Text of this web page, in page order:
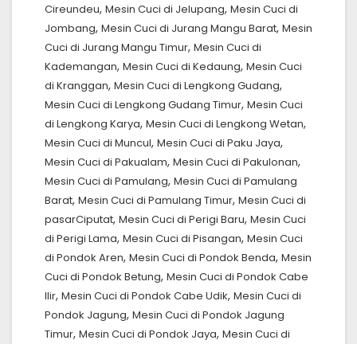
Cireundeu, Mesin Cuci di Jelupang, Mesin Cuci di
Jombang, Mesin Cuci di Jurang Mangu Barat, Mesin
Cuci di Jurang Mangu Timur, Mesin Cuci di
Kademangan, Mesin Cuci di Kedaung, Mesin Cuci
di Kranggan, Mesin Cuci di Lengkong Gudang,
Mesin Cuci di Lengkong Gudang Timur, Mesin Cuci
di Lengkong Karya, Mesin Cuci di Lengkong Wetan,
Mesin Cuci di Muncul, Mesin Cuci di Paku Jaya,
Mesin Cuci di Pakualam, Mesin Cuci di Pakulonan,
Mesin Cuci di Pamulang, Mesin Cuci di Pamulang
Barat, Mesin Cuci di Pamulang Timur, Mesin Cuci di
pasarCiputat, Mesin Cuci di Perigi Baru, Mesin Cuci
di Perigi Lama, Mesin Cuci di Pisangan, Mesin Cuci
di Pondok Aren, Mesin Cuci di Pondok Benda, Mesin
Cuci di Pondok Betung, Mesin Cuci di Pondok Cabe
Ilir, Mesin Cuci di Pondok Cabe Udik, Mesin Cuci di
Pondok Jagung, Mesin Cuci di Pondok Jagung
Timur, Mesin Cuci di Pondok Jaya, Mesin Cuci di